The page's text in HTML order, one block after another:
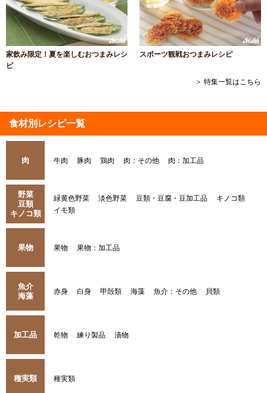
家飲み限定！夏を楽しむおつまみレシ
ピ
スポーツ観戦おつまみレシピ
＞ 特集一覧はこちら
食材別レシピ一覧
肉 牛肉 豚肉 鶏肉 肉：その他 肉：加工品
野菜
豆類
キノコ類
緑黄色野菜 淡色野菜 豆類・豆腐・豆加工品
キノコ類
イモ類
果物 果物 果物：加工品
魚介
海藻
赤身 白身 甲殻類 海藻 魚介：その他 貝類
加工品 乾物 練り製品 漬物
種実類 種実類